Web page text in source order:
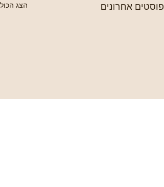
פוסטים אחרונים הצג הכול